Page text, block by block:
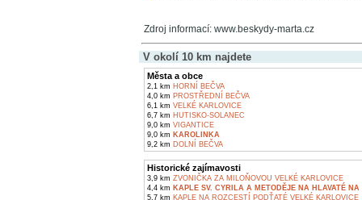
Zdroj informací: www.beskydy-marta.cz
V okolí 10 km najdete
Města a obce
2,1 km HORNÍ BEČVA
4,0 km PROSTŘEDNÍ BEČVA
6,1 km VELKÉ KARLOVICE
6,7 km HUTISKO-SOLANEC
9,0 km VIGANTICE
9,0 km KAROLINKA
9,2 km DOLNÍ BEČVA
Historické zajímavosti
3,9 km ZVONIČKA ZA MILOŇOVOU VELKÉ KARLOVICE
4,4 km KAPLE SV. CYRILA A METODĚJE NA HLAVATÉ NA
5,7 km KAPLE NA ROZCESTÍ PODŤATÉ VELKÉ KARLOVICE